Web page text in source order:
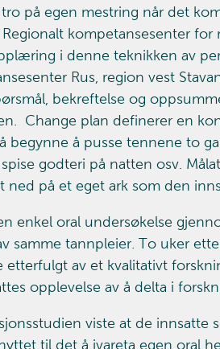
på egen mestring når det
kompetansesenter
i denne teknikken av
Rus, region vest
bekreftelse og
Change plan definerer en
begynne å pusse tennene to
godteri på natten osv.
på et eget ark som den
enkel oral undersøkelse
samme tannpleier. To uker
etterfulgt av et kvalitativt
opplevelse av å delta i
viste at de
til det å ivareta egen oral